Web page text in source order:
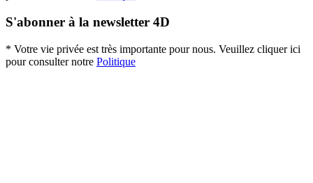
S'abonner à la newsletter 4D
* Votre vie privée est très importante pour nous. Veuillez cliquer ici
pour consulter notre Politique